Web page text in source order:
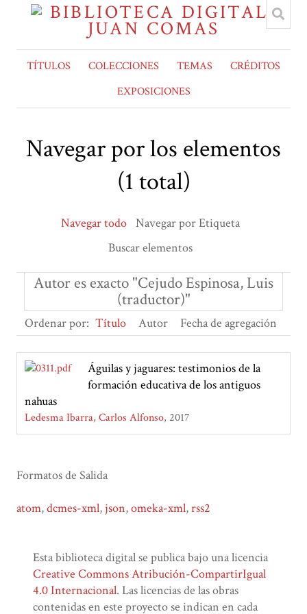
TÍTULOS COLECCIONES TEMAS
CRÉDITOS
EXPOSICIONES
Navegar por los elementos
(1 total)
Navegar todo Navegar por Etiqueta
Buscar elementos
Autor es exacto "Cejudo Espinosa, Luis
(traductor)"
Ordenar por: Título Autor Fecha de agregación
Águilas y jaguares: testimonios de la
formación educativa de los antiguos
nahuas
Ledesma Ibarra, Carlos Alfonso 2017
Formatos de Salida
atom,dcmes-xml, json,omeka-xml,rss2
Esta biblioteca digital se publica bajo una licencia
Creative Commons Atribución-CompartirIgual
4.0 Internacional. Las licencias de las obras
contenidas en este proyecto se indican en cada